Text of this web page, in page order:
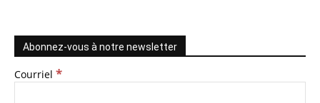
Abonnez-vous à notre newsletter
Courriel *